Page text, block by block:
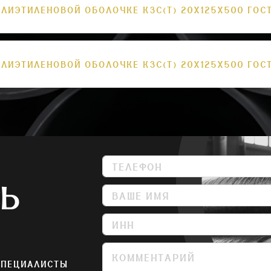
ОБОЛОЧКЕ КЗС(Т) 20Х125Х500
ОБОЛОЧКЕ КЗС(Т) 20Х125Х500